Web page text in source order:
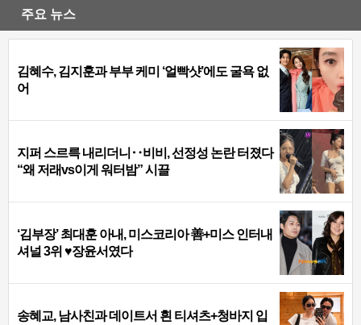
주요 뉴스
김혜수, 김지훈과 부부 케미 ‘얼빡샷’에도 굴욕 없
어
지퍼 스르륵 내리더니‥비비, 선정성 논란 터졌다
“왜 저래vs이게 워터밤” 시끌
‘김부장’ 최대훈 아내, 미스코리아 善+미스 인터내
셔널 3위 ♥장윤서였다
송혜교, 남사친과 데이트서 흰 티셔츠+청바지 입